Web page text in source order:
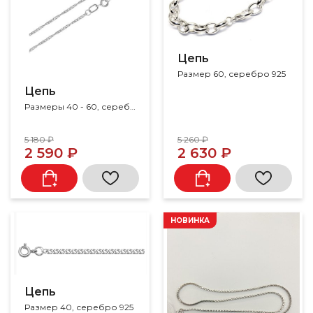
Цепь
Размеры 40 - 60, серебро 925
5 180 ₽
2 590 ₽
Цепь
Размер 60, серебро 925
5 260 ₽
2 630 ₽
Цепь
Размер 40, серебро 925
НОВИНКА